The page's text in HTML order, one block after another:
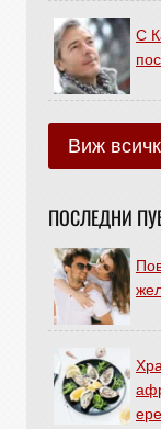
С
Виж
ПОСЛЕДНИ